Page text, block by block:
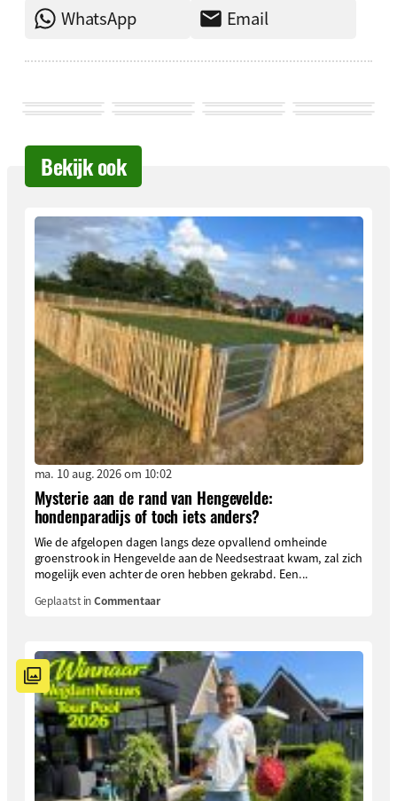
WhatsApp
Email
Bekijk ook
ma. 10 aug. 2026 om 10:02
Mysterie aan de rand van Hengevelde:
hondenparadijs of toch iets anders?
Wie de afgelopen dagen langs deze opvallend omheinde
groenstrook in Hengevelde aan de Needsestraat kwam, zal zich
mogelijk even achter de oren hebben gekrabd. Een...
Geplaatst inCommentaar